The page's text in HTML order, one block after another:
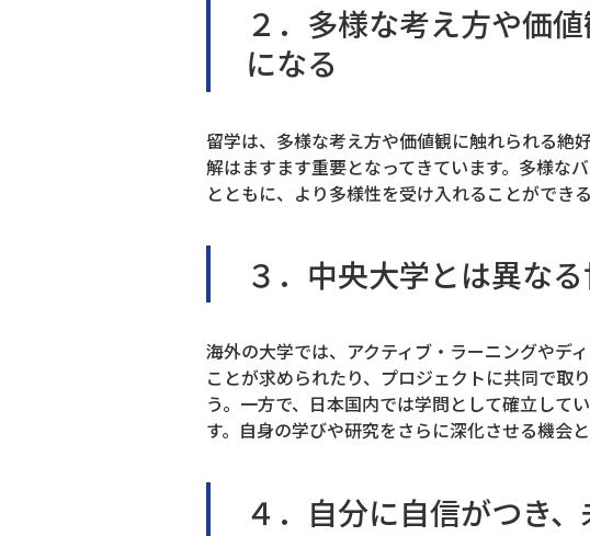
２．多様な考え方や価
になる
留学は、多様な考え方や価値観に触れられる絶
解はますます重要となってきています。多様な
とともに、より多様性を受け入れることができ
３．中央大学とは異な
海外の大学では、アクティブ・ラーニングやデ
ことが求められたり、プロジェクトに共同で取
う。一方で、日本国内では学問として確立して
す。自身の学びや研究をさらに深化させる機会
４．自分に自信がつき